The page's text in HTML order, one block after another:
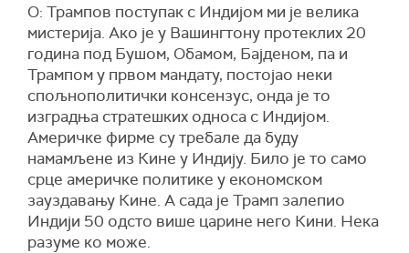
О: Трампов поступак с Индијом ми је велика
мистерија. Ако је у Вашингтону протеклих 20
година под Бушом, Обамом, Бајденом, па и
Трампом у првом мандату, постојао неки
спољнополитички консензус, онда је то
изградња стратешких односа с Индијом.
Америчке фирме су требале да буду
намамљене из Кине у Индију. Било је то само
срце америчке политике у економском
зауздавању Кине. А сада је Трамп залепио
Индији 50 одсто више царине него Кини. Нека
разуме ко може.